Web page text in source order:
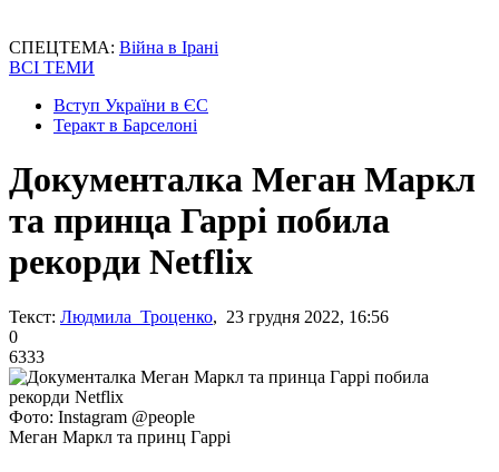
СПЕЦТЕМА: Війна в Ірані
ВСІ ТЕМИ
Вступ України в ЄС
Теракт в Барселоні
Документалка Меган Маркл
та принца Гаррі побила
рекорди Netflix
Текст: Людмила Троценко, 23 грудня 2022, 16:56
0
6333
Фото: Instagram @people
Меган Маркл та принц Гаррі